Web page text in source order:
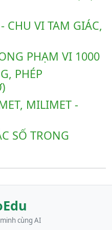
CHU VI TAM GIÁC,
PHẠM VI 1000
PHÉP
MILIMET -
SỐ TRONG
cùng AI